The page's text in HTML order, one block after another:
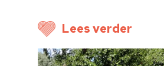
Lees verder